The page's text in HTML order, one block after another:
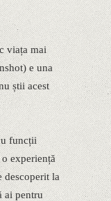
viața mai
e una
știi acest
funcții
experiență
descoperit la
ai pentru